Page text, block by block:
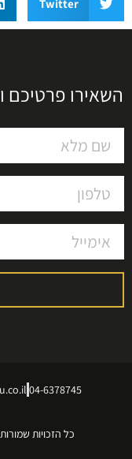
Twitter
השאירו פרטיכם
04-6378745
כל הזכויות